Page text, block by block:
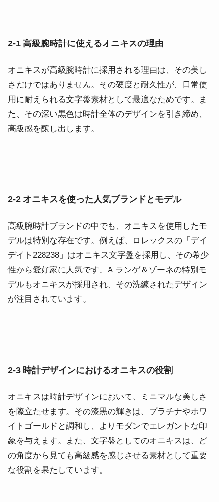
2-1 高級腕時計に使えるオニキスの理由
オニキスが高級腕時計に採用される理由は、その美し
さだけではありません。その硬度と耐久性が、日常使
用に耐えられる文字盤素材として最適なためです。ま
た、その深い黒色は時計全体のデザインを引き締め、
高級感を醸し出します。
2-2 オニキスを使った人気ブランドとモデル
高級腕時計ブランドの中でも、オニキスを使用したモ
デルは特別な存在です。例えば、ロレックスの「デイ
デイト228238」はオニキス文字盤を採用し、その希少
性から愛好家に人気です。A.ランゲ＆ゾーネの特別モ
デルもオニキスが採用され、その洗練されたデザイン
が注目されています。
2-3 時計デザインにおけるオニキスの役割
オニキスは時計デザインにおいて、ミニマルな美しさ
を際立たせます。その漆黒の輝きは、プラチナやホワ
イトゴールドと調和し、よりモダンでエレガントな印
象を与えます。また、文字盤としてのオニキスは、ど
の角度から見ても高級感を感じさせる素材として重要
な役割を果たしています。